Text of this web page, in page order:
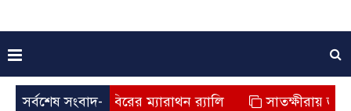
সর্বশেষ সংবাদ-
ছাত্রশিবিরের ম্যারাথন র‌্যালি সাতক্ষীরায় জুলাই